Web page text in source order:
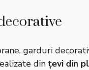
garduri
din țevi din